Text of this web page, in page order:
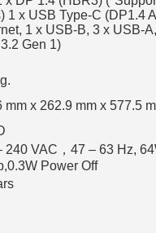
1 x USB Type-C (DP1.4
1 x USB-B, 3 x USB-
Gen 1)
mm x 262.9 mm x 577.5
240 VAC，47 – 63 Hz,
Power Off